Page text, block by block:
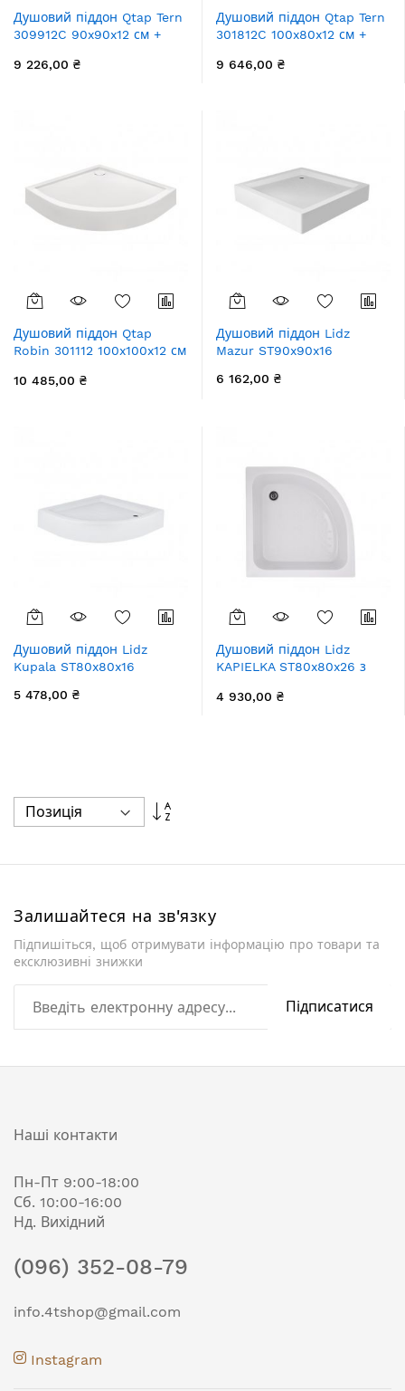
Душовий піддон Qtap Tern
309912C 90x90x12 см +
9 226,00 ₴
Душовий піддон Qtap Tern
301812C 100x80x12 см +
9 646,00 ₴
Душовий піддон Qtap
Robin 301112 100x100x12 см
10 485,00 ₴
Душовий піддон Lidz
Mazur ST90x90x16
6 162,00 ₴
Душовий піддон Lidz
Kupala ST80x80x16
5 478,00 ₴
Душовий піддон Lidz
KAPIELKA ST80x80x26 з
4 930,00 ₴
Сортувати
Залишайтеся на зв'язку
Підпишіться, щоб отримувати інформацію про товари та
ексклюзивні знижки
Підписатися
Наші контакти
Пн-Пт 9:00-18:00
Сб. 10:00-16:00
Нд. Вихідний
(096) 352-08-79
info.4tshop@gmail.com
Instagram